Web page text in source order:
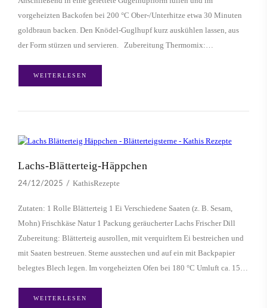
vorgeheizten Backofen bei 200 °C Ober-/Unterhitze etwa 30 Minuten
goldbraun backen. Den Knödel-Guglhupf kurz auskühlen lassen, aus
der Form stürzen und servieren. Zubereitung Thermomix:…
WEITERLESEN
Lachs-Blätterteig-Häppchen
24/12/2025 KathisRezepte
Zutaten: 1 Rolle Blätterteig 1 Ei Verschiedene Saaten (z. B. Sesam,
Mohn) Frischkäse Natur 1 Packung geräucherter Lachs Frischer Dill
Zubereitung: Blätterteig ausrollen, mit verquirltem Ei bestreichen und
mit Saaten bestreuen. Sterne ausstechen und auf ein mit Backpapier
belegtes Blech legen. Im vorgeheizten Ofen bei 180 °C Umluft ca. 15…
WEITERLESEN